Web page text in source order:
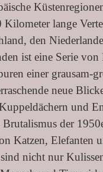
lange
den
ist eine Serie
einer grausam-
neue
und
der
Katzen, Elefanten
nicht nur